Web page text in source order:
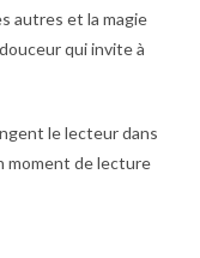
autres et la magie
qui invite à
le lecteur dans
moment de lecture